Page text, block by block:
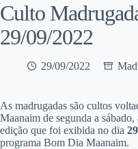
Culto
29/09/2022
29/09/2022
As madrugadas são cultos
Maanaim de segunda a
edição que foi exibida no dia
programa Bom Dia Maanaim.